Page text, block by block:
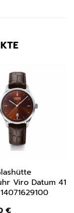
Viro Datum 41
€